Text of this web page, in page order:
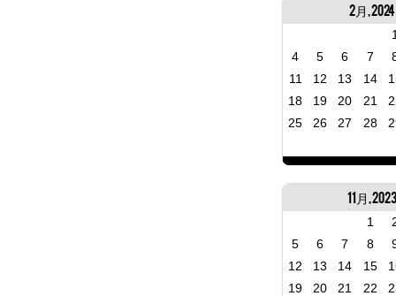
2月, 2024
4
5 6 7
11
12 13 14
18
19 20 21
25
26 27 28
11月, 2023
1
5
6 7 8
12
13 14 15
19
20 21 22